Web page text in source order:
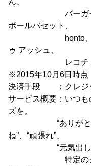
バーガーキング
ポールバセット、
honto、マリオ
ゥ アッシュ、
レコチョク、
※2015年10月6日時点
決済手段 ：クレジ
サービス概要：いつ
ズを。
“ありがとう”、
ね”、“頑張れ”、
“元気出して”、
特定のシーンに